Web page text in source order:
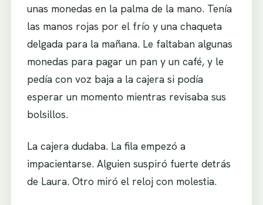
unas monedas en la palma de la mano. Tenía
las manos rojas por el frío y una chaqueta
delgada para la mañana. Le faltaban algunas
monedas para pagar un pan y un café, y le
pedía con voz baja a la cajera si podía
esperar un momento mientras revisaba sus
bolsillos.
La cajera dudaba. La fila empezó a
impacientarse. Alguien suspiró fuerte detrás
de Laura. Otro miró el reloj con molestia.